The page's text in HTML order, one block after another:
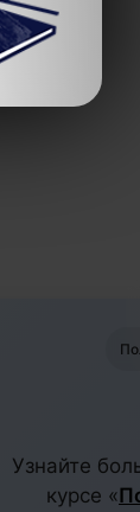
Узнайте
курсе «